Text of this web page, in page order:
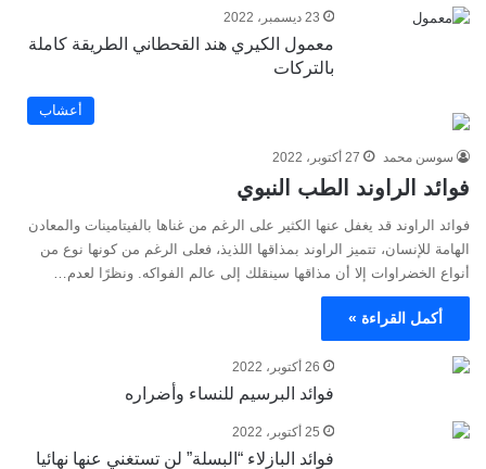
23 ديسمبر، 2022
معمول الكيري هند القحطاني الطريقة كاملة
بالتركات
أعشاب
سوسن محمد 27 أكتوبر، 2022
فوائد الراوند الطب النبوي
فوائد الراوند قد يغفل عنها الكثير على الرغم من غناها بالفيتامينات والمعادن
الهامة للإنسان، تتميز الراوند بمذاقها اللذيذ، فعلى الرغم من كونها نوع من
أنواع الخضراوات إلا أن مذاقها سينقلك إلى عالم الفواكه. ونظرًا لعدم…
أكمل القراءة »
26 أكتوبر، 2022
فوائد البرسيم للنساء وأضراره
25 أكتوبر، 2022
فوائد البازلاء “البسلة” لن تستغني عنها نهائيا